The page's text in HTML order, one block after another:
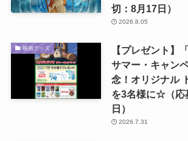
切：8月17日）
2026.8.05
映画グッズ
【プレゼント】
サマー・キャン
念！オリジナル
を3名様に☆（応
日）
2026.7.31